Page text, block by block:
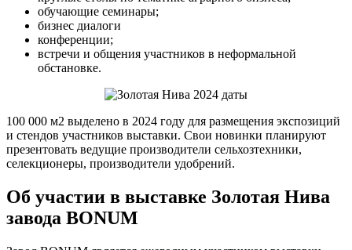
обучающие семинары;
бизнес диалоги
конференции;
встречи и общения участников в неформальной
обстановке.
100 000 м2 выделено в 2024 году для размещения экспозиций
и стендов участников выставки. Свои новинки планируют
презентовать ведущие производители сельхозтехники,
селекционеры, производители удобрений.
Об участии в выставке Золотая Нива
завода BONUM